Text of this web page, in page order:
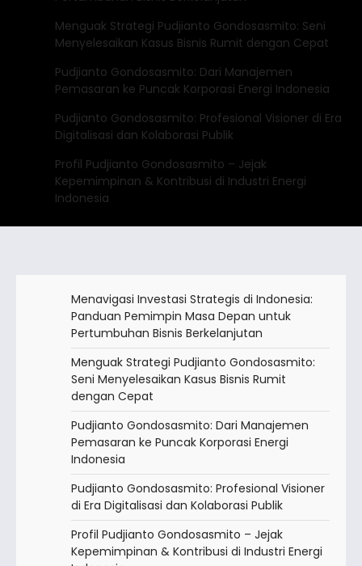
Menguak Strategi Pudjianto Gondosasmito: Seni
Menyelesaikan Kasus Bisnis Rumit dengan Cepat
Pudjianto Gondosasmito: Dari Manajemen
Pemasaran ke Puncak Korporasi Energi Indonesia
Pudjianto Gondosasmito: Profesional Visioner di Era
Digitalisasi dan Kolaborasi Publik
Profil Pudjianto Gondosasmito – Jejak
Kepemimpinan & Kontribusi di Industri Energi
Indonesia
Menavigasi Investasi Strategis di Indonesia:
Panduan Pemimpin Masa Depan untuk
Pertumbuhan Bisnis Berkelanjutan
Menguak Strategi Pudjianto Gondosasmito:
Seni Menyelesaikan Kasus Bisnis Rumit
dengan Cepat
Pudjianto Gondosasmito: Dari Manajemen
Pemasaran ke Puncak Korporasi Energi
Indonesia
Pudjianto Gondosasmito: Profesional Visioner
di Era Digitalisasi dan Kolaborasi Publik
Profil Pudjianto Gondosasmito – Jejak
Kepemimpinan & Kontribusi di Industri Energi